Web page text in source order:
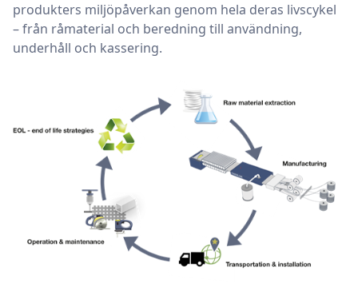
produkters miljöpåverkan genom hela deras livscykel
– från råmaterial och beredning till användning,
underhåll och kassering.